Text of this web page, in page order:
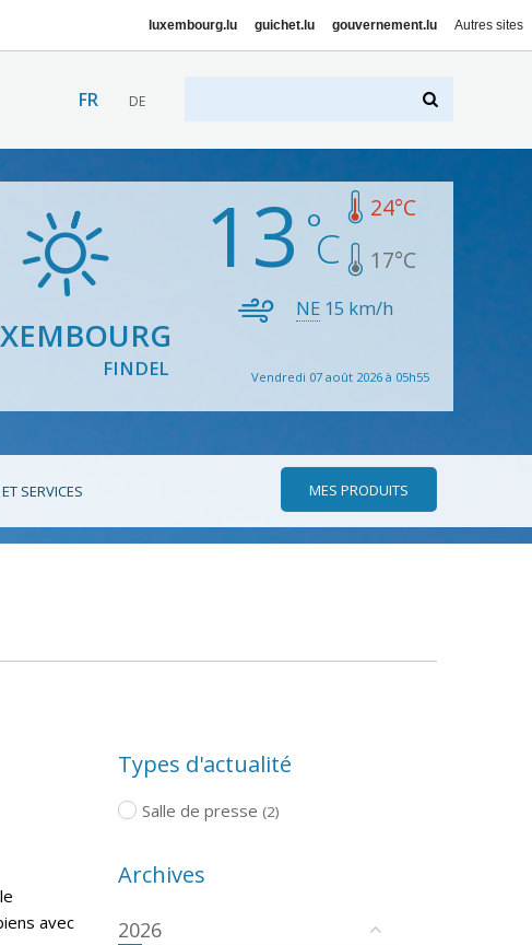
luxembourg.lu guichet.lu gouvernement.lu Autres sites
FR DE
FINDEL
13 24°C
17°C
NE 15 km/h
Vendredi 07 août 2026 à 05h55
SERVICES MES PRODUITS
avec
Types d'actualité
Salle de presse (2)
Archives
2026